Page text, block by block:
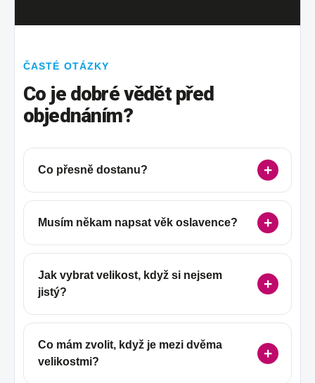
ČASTÉ OTÁZKY
Co je dobré vědět před
objednáním?
Co přesně dostanu?
Musím někam napsat věk oslavence?
Jak vybrat velikost, když si nejsem
jistý?
Co mám zvolit, když je mezi dvěma
velikostmi?